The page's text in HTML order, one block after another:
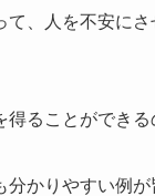
、人を不安に
ることができる
かりやすい例